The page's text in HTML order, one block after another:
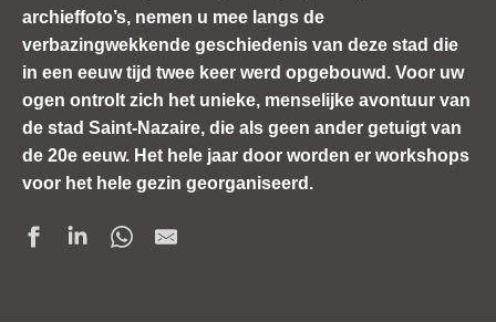
archieffoto’s, nemen u mee langs de
verbazingwekkende geschiedenis van deze stad die
in een eeuw tijd twee keer werd opgebouwd. Voor uw
ogen ontrolt zich het unieke, menselijke avontuur van
de stad Saint-Nazaire, die als geen ander getuigt van
de 20e eeuw. Het hele jaar door worden er workshops
voor het hele gezin georganiseerd.